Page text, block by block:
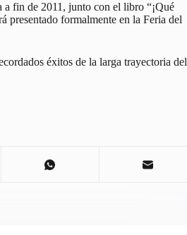
fin de 2011, junto con el libro “¡Qué
presentado formalmente en la Feria del
éxitos de la larga trayectoria del